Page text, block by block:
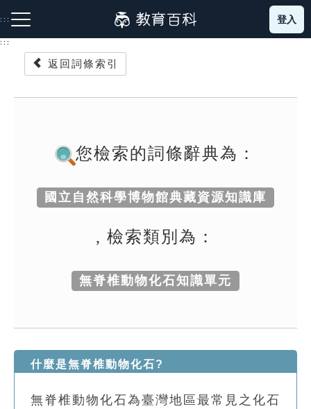
到
主
:::
知識索引
單字索引
生命大百科索引
登入
:::
返回詞條索引
您檢索的詞條辭典為：
國立自然科學博物館典藏資源知識庫
, 檢索類別為：
無脊椎動物化石知識單元
什麼是無脊椎動物化石?
無脊椎動物化石為臺灣地區最常見之化石